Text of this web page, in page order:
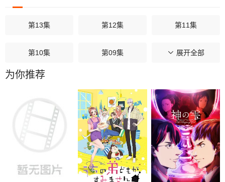
第13集 第12集 第11集
第10集 第09集 第08集
第07集
第03集 第02集
第01集
展开全部
为你推荐